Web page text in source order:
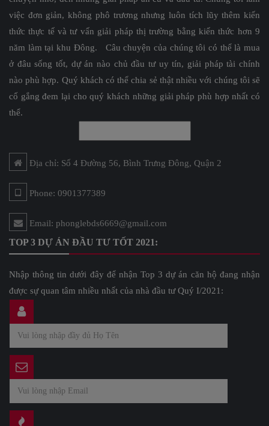
việc đơn giản, không phô trương nhưng luôn tích lũy thêm kiến
thức thực tế và tư vấn giải pháp thị trường bằng kiến thức hơn 9
năm làm tại khu Đông. Câu chuyện của chúng tôi có thể là mua
ở đâu sống tốt, dự án nào chủ đầu tư uy tín, giải pháp tài chính
nào phù hợp. Quý khách có thể chia sẻ thật nhiều với chúng tôi sẽ
cố gắng đem lại cho quý khách những giải pháp phù hợp nhất có
thể.
Địa chỉ: Số 4 Đường 56, Bình Trưng Đông, Quận 2
Phone: 0901377389
Email: phonglebds6669@gmail.com
TOP 3 DỰ ÁN ĐẦU TƯ TỐT 2021:
Nhập thông tin dưới đây để nhận Top 3 dự án căn hộ đang nhận
được sự quan tâm nhiều nhất của nhà đầu tư Quý I/2021: